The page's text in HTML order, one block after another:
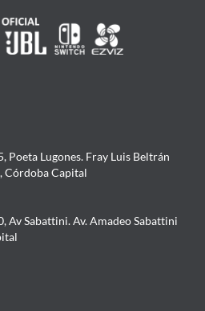
Poeta Lugones. Fray Luis Beltrán
Córdoba Capital
Av Sabattini. Av. Amadeo Sabattini